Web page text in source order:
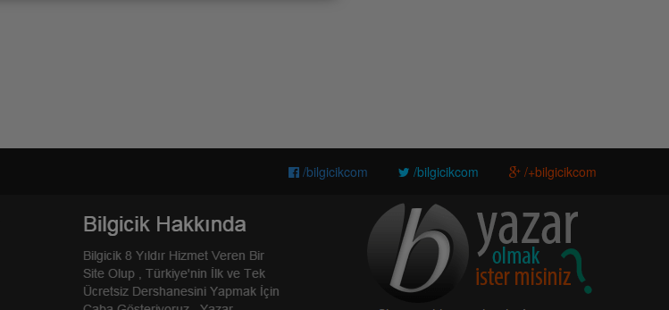
/bilgicikcom /bilgicikcom /+bilgicikcom